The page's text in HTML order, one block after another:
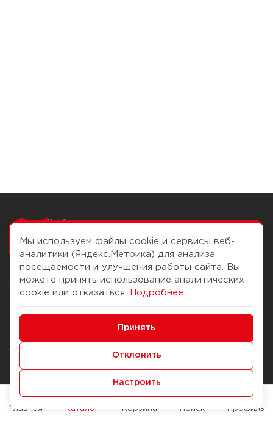
Чтобы вам легко
О компании
История Компании
Журнал
Наши марки
Брендирование
Помощь
Доставка и оплата
Способы оплаты
Служба контроля качества
Мы используем файлы cookie и сервисы веб-
аналитики (Яндекс.Метрика) для анализа
посещаемости и улучшения работы сайта. Вы
можете принять использование аналитических
cookie или отказаться.
Подробнее
Принять
Отклонить
Настроить
Главная Каталог Корзина Поиск Профиль